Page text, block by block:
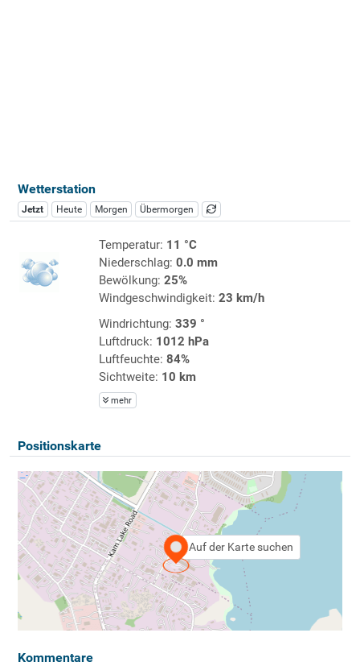
Wetterstation
Jetzt Heute Morgen Übermorgen
Temperatur: 11 °C
Niederschlag: 0.0 mm
Bewölkung: 25%
Windgeschwindigkeit: 23 km/h
Windrichtung: 339 °
Luftdruck: 1012 hPa
Luftfeuchte: 84%
Sichtweite: 10 km
mehr
Positionskarte
Auf der Karte suchen
Kommentare